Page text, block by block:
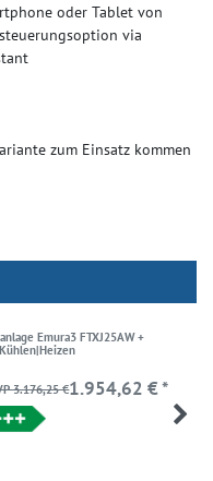
oder Tablet von
via
zum Einsatz kommen
Emura3 FTXJ25AW +
3.176,25 €1.954,62 € *